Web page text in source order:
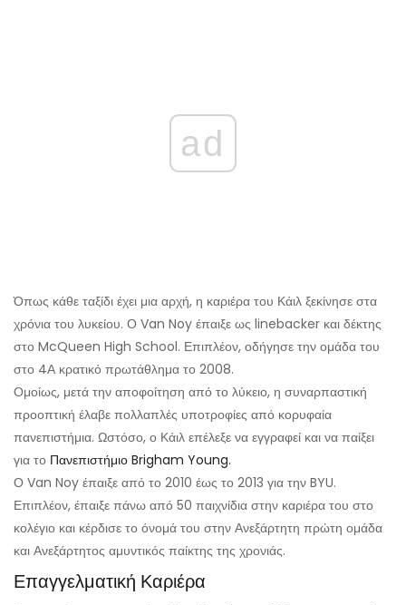
ad
Όπως κάθε ταξίδι έχει μια αρχή, η καριέρα του Κάιλ ξεκίνησε στα
χρόνια του λυκείου. Ο Van Noy έπαιξε ως linebacker και δέκτης
στο McQueen High School. Επιπλέον, οδήγησε την ομάδα του
στο 4Α κρατικό πρωτάθλημα το 2008.
Ομοίως, μετά την αποφοίτηση από το λύκειο, η συναρπαστική
προοπτική έλαβε πολλαπλές υποτροφίες από κορυφαία
πανεπιστήμια. Ωστόσο, ο Κάιλ επέλεξε να εγγραφεί και να παίξει
για το Πανεπιστήμιο Brigham Young.
Ο Van Noy έπαιξε από το 2010 έως το 2013 για την BYU.
Επιπλέον, έπαιξε πάνω από 50 παιχνίδια στην καριέρα του στο
κολέγιο και κέρδισε το όνομά του στην Ανεξάρτητη πρώτη ομάδα
και Ανεξάρτητος αμυντικός παίκτης της χρονιάς.
Επαγγελματική Καριέρα